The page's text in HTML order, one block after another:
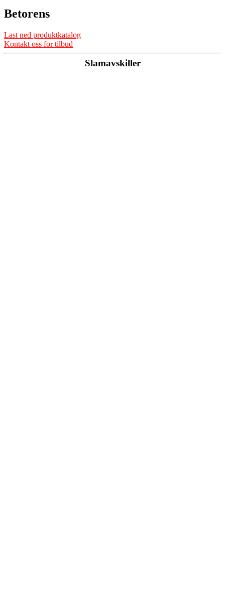
Betorens
Last ned produktkatalog
Kontakt oss for tilbud
Slamavskiller